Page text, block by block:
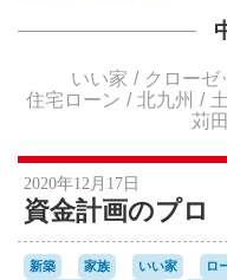
いい家 クローゼ
住宅ローン
北九州
苅田
2020年12月17日
資金計画のプロ
新築 家族 いい家 ロ